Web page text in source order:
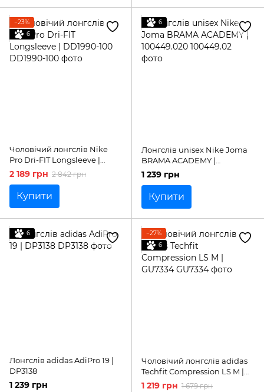
−23%
6
Чоловічий лонгслів Nike
Pro Dri-FIT Longsleeve |
DD1990-100
2 189 грн 2 842 грн
Купити
6
Лонгслів unisex Nike Joma
BRAMA ACADEMY |
100449.020
1 239 грн
Купити
6
Лонгслів adidas AdiPro 19 |
DP3138
1 239 грн
−27%
6
Чоловічий лонгслів adidas
Techfit Compression LS M |
GU7334
1 219 грн 1 679 грн